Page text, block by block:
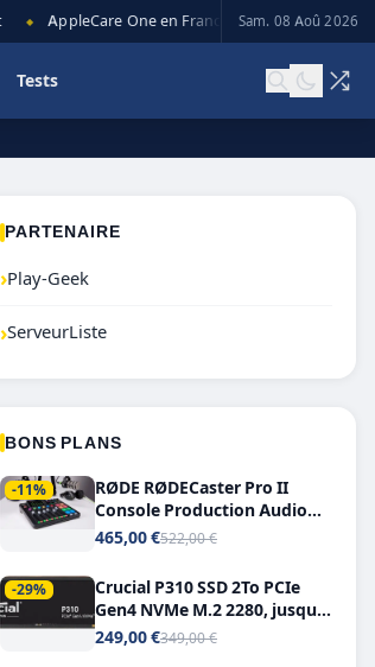
AppleCare One en France : prix, couverture et
Sam. 08 Aoû 2026
Tests
PARTENAIRE
›Play-Geek
›ServeurListe
BONS PLANS
-11%
RØDE RØDECaster Pro II
Console Production Audio
Tout-en-Un, Bluetooth et
465,00 €522,00 €
-29%
Crucial P310 SSD 2To PCIe
Gen4 NVMe M.2 2280, jusqu’à
7.100 Mo/s
249,00 €349,00 €